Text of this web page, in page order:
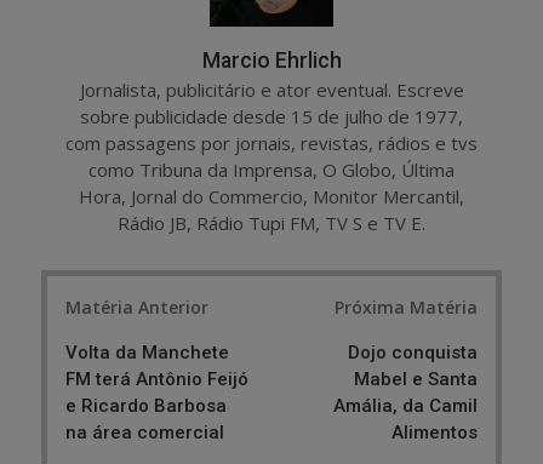
Marcio Ehrlich
Jornalista, publicitário e ator eventual. Escreve
sobre publicidade desde 15 de julho de 1977,
com passagens por jornais, revistas, rádios e tvs
como Tribuna da Imprensa, O Globo, Última
Hora, Jornal do Commercio, Monitor Mercantil,
Rádio JB, Rádio Tupi FM, TV S e TV E.
Matéria Anterior
Volta da Manchete
FM terá Antônio Feijó
e Ricardo Barbosa
na área comercial
Próxima Matéria
Dojo conquista
Mabel e Santa
Amália, da Camil
Alimentos